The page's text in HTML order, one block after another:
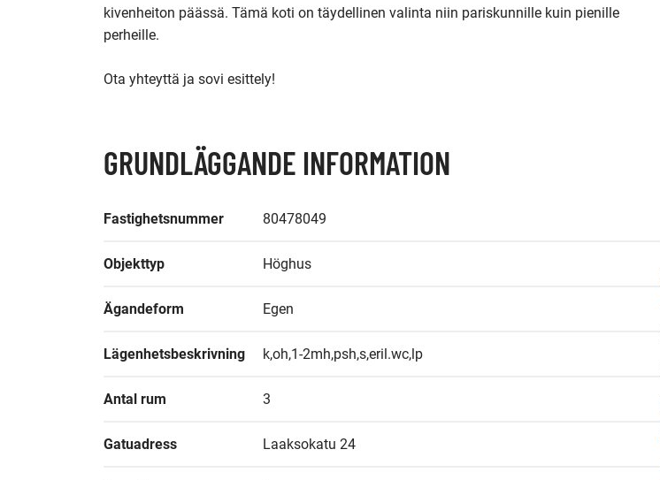
kivenheiton päässä. Tämä koti on täydellinen valinta niin pariskunnille kuin pienille
perheille.
GRUNDLÄGGANDE INFORMATION
Fastighetsnummer 80478049
Objekttyp Höghus
Ägandeform Egen
Lägenhetsbeskrivning k,oh,1-2mh,psh,s,eril.wc,lp
Antal rum 3
Gatuadress Laaksokatu 24